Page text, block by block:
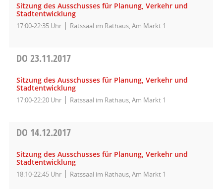
Sitzung des Ausschusses für Planung, Verkehr und
Stadtentwicklung
17:00-22:35 Uhr Ratssaal im Rathaus, Am Markt 1
DO 23.11.2017
Sitzung des Ausschusses für Planung, Verkehr und
Stadtentwicklung
17:00-22:20 Uhr Ratssaal im Rathaus, Am Markt 1
DO 14.12.2017
Sitzung des Ausschusses für Planung, Verkehr und
Stadtentwicklung
18:10-22:45 Uhr Ratssaal im Rathaus, Am Markt 1